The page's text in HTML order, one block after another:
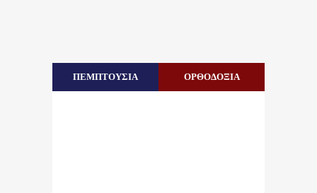
ΠΕΜΠΤΟΥΣΙΑ ΟΡΘΟΔΟΞΙΑ